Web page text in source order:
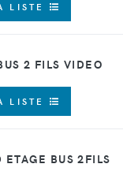
LISTE
2 FILS VIDEO
LISTE
ETAGE BUS 2FILS